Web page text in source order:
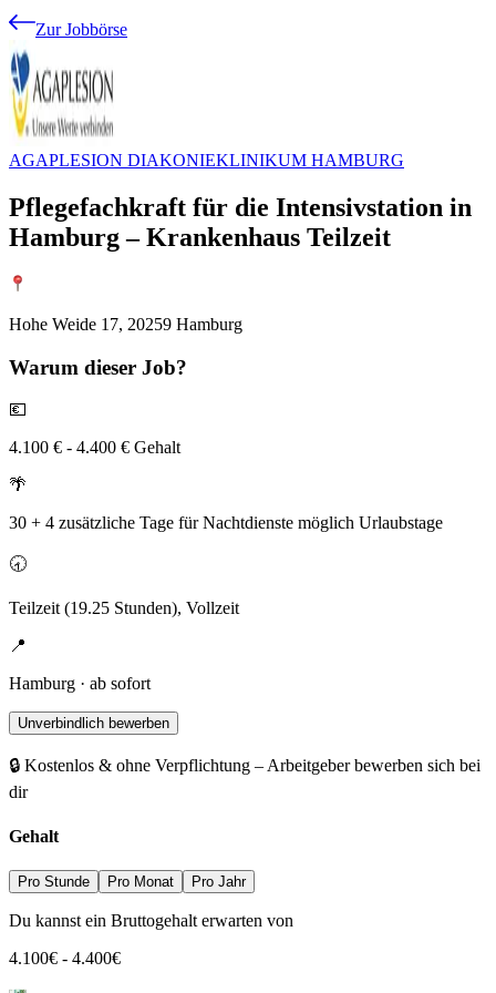
Zur Jobbörse
AGAPLESION DIAKONIEKLINIKUM HAMBURG
Pflegefachkraft für die Intensivstation in
Hamburg – Krankenhaus Teilzeit
Hohe Weide 17, 20259 Hamburg
Warum dieser Job?
💶
4.100 € - 4.400 € Gehalt
🌴
30 + 4 zusätzliche Tage für Nachtdienste möglich Urlaubstage
🕣
Teilzeit (19.25 Stunden), Vollzeit
📍
Hamburg · ab sofort
Unverbindlich bewerben
🔒 Kostenlos & ohne Verpflichtung – Arbeitgeber bewerben sich bei
dir
Gehalt
Pro Stunde Pro Monat Pro Jahr
Du kannst ein Bruttogehalt erwarten von
4.100€ - 4.400€